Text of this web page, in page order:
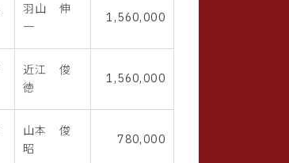
羽山 伸
一
1,560,000
近江 俊
徳
1,560,000
山本 俊
昭
780,000